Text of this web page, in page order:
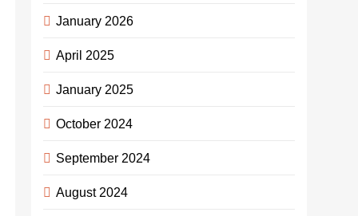
January 2026
April 2025
January 2025
October 2024
September 2024
August 2024